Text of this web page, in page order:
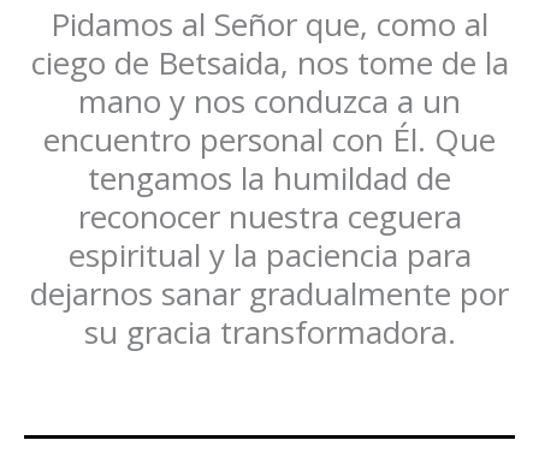
Pidamos al Señor que, como al
ciego de Betsaida, nos tome de la
mano y nos conduzca a un
encuentro personal con Él. Que
tengamos la humildad de
reconocer nuestra ceguera
espiritual y la paciencia para
dejarnos sanar gradualmente por
su gracia transformadora.